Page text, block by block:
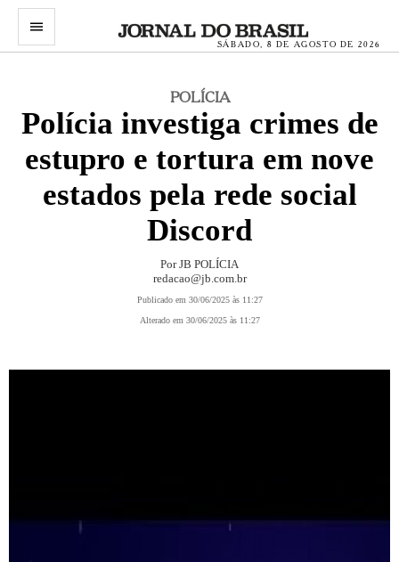
menu
SÁBADO, 8 DE AGOSTO DE 2026
POLÍCIA
Polícia investiga crimes de
estupro e tortura em nove
estados pela rede social
Discord
Por JB POLÍCIA
redacao@jb.com.br
Publicado em 30/06/2025 às 11:27
Alterado em 30/06/2025 às 11:27